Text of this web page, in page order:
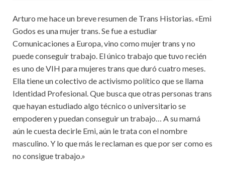
Arturo me hace un breve resumen de Trans Historias. «Emi
Godos es una mujer trans. Se fue a estudiar
Comunicaciones a Europa, vino como mujer trans y no
puede conseguir trabajo. El único trabajo que tuvo recién
es uno de VIH para mujeres trans que duró cuatro meses.
Ella tiene un colectivo de activismo político que se llama
Identidad Profesional. Que busca que otras personas trans
que hayan estudiado algo técnico o universitario se
empoderen y puedan conseguir un trabajo… A su mamá
aún le cuesta decirle Emi, aún le trata con el nombre
masculino. Y lo que más le reclaman es que por ser como es
no consigue trabajo.»